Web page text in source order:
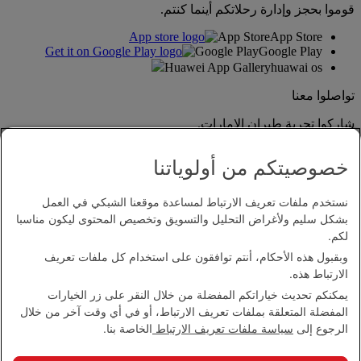
قوموا بحجز وإدارة رحلاتكم أينما كنتم.
App StoreApp Store
Google PlayGoogle Play
Huawei App Galleryhuawai os
تواصلوا معنا
شاركوا تجربة طيران الإمارات.
بيان إمكانية الدخول
اتصل بنا
سياسة الخصوصية
الشروط والأحكام
سياسة ملفات تعريف الارتباط
بيان الشفافية بموجب قانون مكافحة العبودية الحديثة
خصوصيتكم من أولوياتنا
نستخدم ملفات تعريف الارتباط لمساعدة موقعنا الشبكي في العمل
بشكل سليم ولأغراض التحليل والتسويق وتخصيص المحتوى ليكون مناسبا
لكم.
وبقبول هذه الأحكام، أنتم توافقون على استخدام كل ملفات تعريف
الارتباط هذه.
يمكنكم تحديث خياراتكم المفضلة من خلال النقر على زر الخيارات
المفضلة المتعلقة بملفات تعريف الارتباط، أو في أي وقت آخر من خلال
الرجوع إلى سياسة ملفات تعريف الارتباط الخاصة بنا.